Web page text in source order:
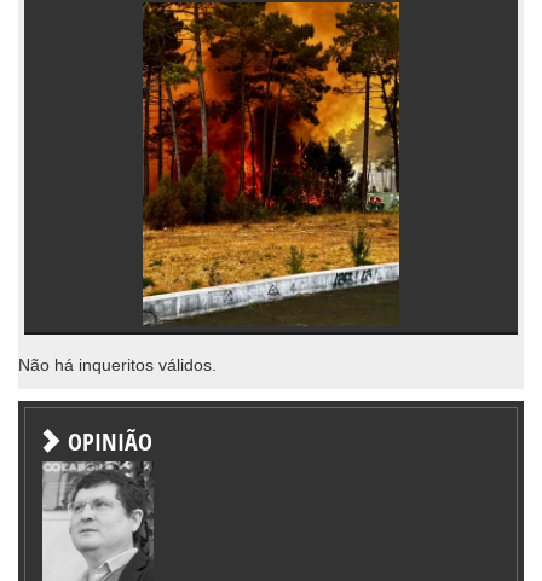
Não há inqueritos válidos.
OPINIÃO